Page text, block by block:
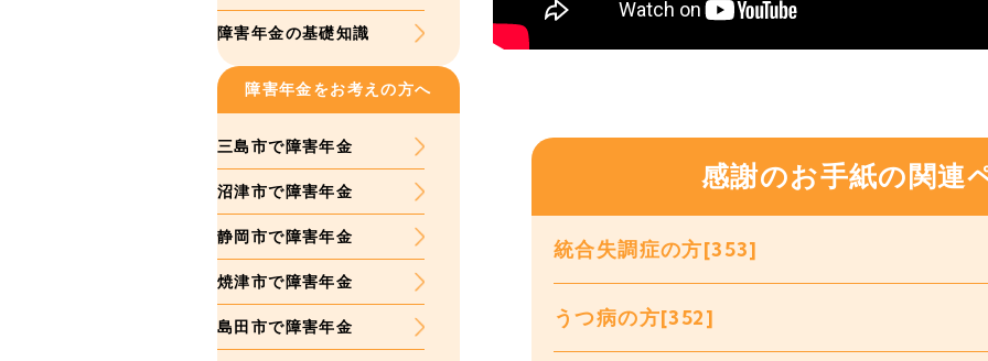
感謝のお手紙の関連
統合失調症の方[353]
うつ病の方[352]
障害年金の基礎知識
障害年金をお考えの方へ
三島市で障害年金
沼津市で障害年金
静岡市で障害年金
焼津市で障害年金
島田市で障害年金